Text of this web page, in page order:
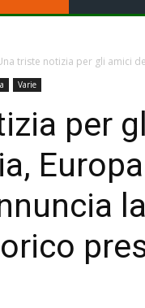
triste notizia per gli amici
Varie
per